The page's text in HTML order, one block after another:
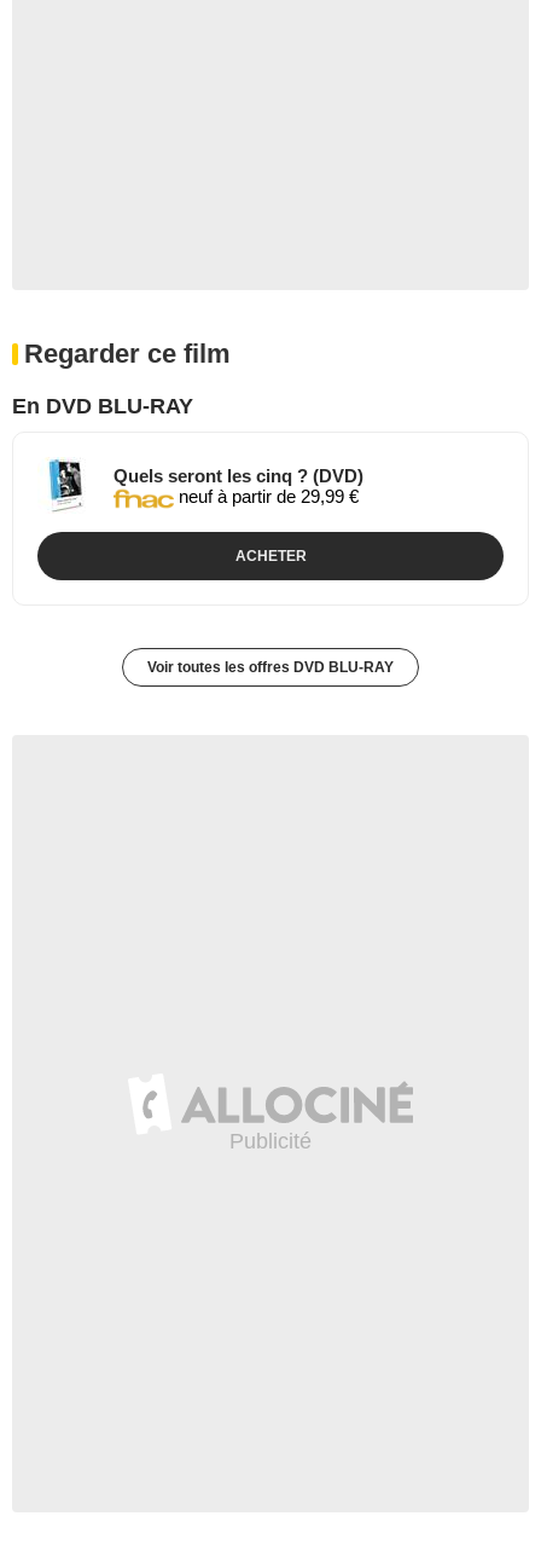
Regarder ce film
En DVD BLU-RAY
Quels seront les cinq ? (DVD)
neuf à partir de 29,99 €
ACHETER
Voir toutes les offres DVD BLU-RAY